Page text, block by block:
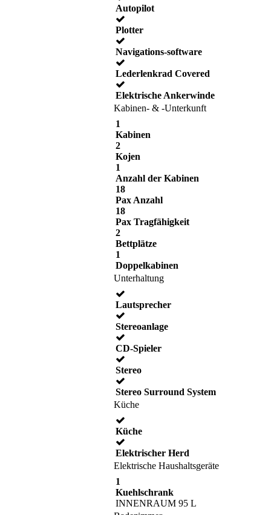
Autopilot
Plotter
Navigations-software
Lederlenkrad Covered
Elektrische Ankerwinde
Kabinen- & -Unterkunft
1
Kabinen
2
Kojen
1
Anzahl der Kabinen
18
Pax Anzahl
18
Pax Tragfähigkeit
2
Bettplätze
1
Doppelkabinen
Unterhaltung
Lautsprecher
Stereoanlage
CD-Spieler
Stereo
Stereo Surround System
Küche
Küche
Elektrischer Herd
Elektrische Haushaltsgeräte
1
Kuehlschrank
INNENRAUM 95 L